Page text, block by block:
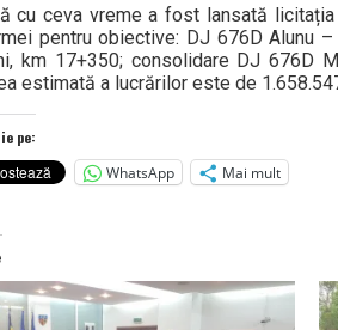
cu ceva vreme a fost lansată
pentru obiective: DJ 676D Alunu
km 17+350; consolidare DJ 676D
estimată a lucrărilor este de
pe:
WhatsApp
Mai mult